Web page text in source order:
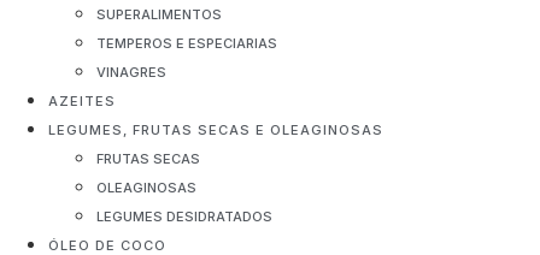
SUPERALIMENTOS
TEMPEROS E ESPECIARIAS
VINAGRES
AZEITES
LEGUMES, FRUTAS SECAS E OLEAGINOSAS
FRUTAS SECAS
OLEAGINOSAS
LEGUMES DESIDRATADOS
ÓLEO DE COCO